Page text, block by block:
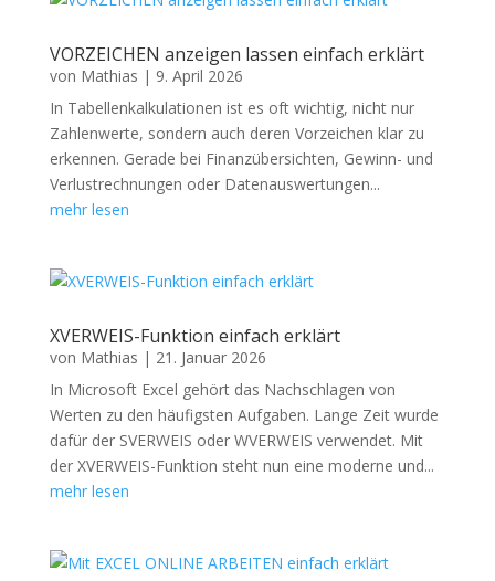
VORZEICHEN anzeigen lassen einfach erklärt
von Mathias | 9. April 2026
In Tabellenkalkulationen ist es oft wichtig, nicht nur
Zahlenwerte, sondern auch deren Vorzeichen klar zu
erkennen. Gerade bei Finanzübersichten, Gewinn- und
Verlustrechnungen oder Datenauswertungen...
mehr lesen
XVERWEIS-Funktion einfach erklärt
von Mathias | 21. Januar 2026
In Microsoft Excel gehört das Nachschlagen von
Werten zu den häufigsten Aufgaben. Lange Zeit wurde
dafür der SVERWEIS oder WVERWEIS verwendet. Mit
der XVERWEIS-Funktion steht nun eine moderne und...
mehr lesen